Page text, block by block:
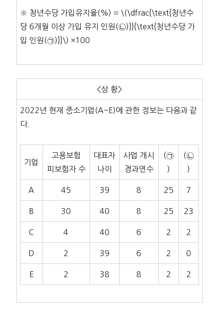
※ 청년수당 가입유지율(%) = \(\dfrac{\text{청년수
당 6개월 이상 가입 유지 인원(㉡)}}{\text{청년수당 가
입 인원(㉠)}}\) ×100
<상 황>
2022년 현재 중소기업(A~E)에 관한 정보는 다음과 같
다.
기업
고용보험
피보험자 수
대표자
나이
사업 개시
경과연수
(㉠
)
(㉡
)
A 45 39 8 25 7
B 30 40 8 25 23
C 4 40 6 2 2
D 2 39 6 2 0
E 2 38 8 2 2